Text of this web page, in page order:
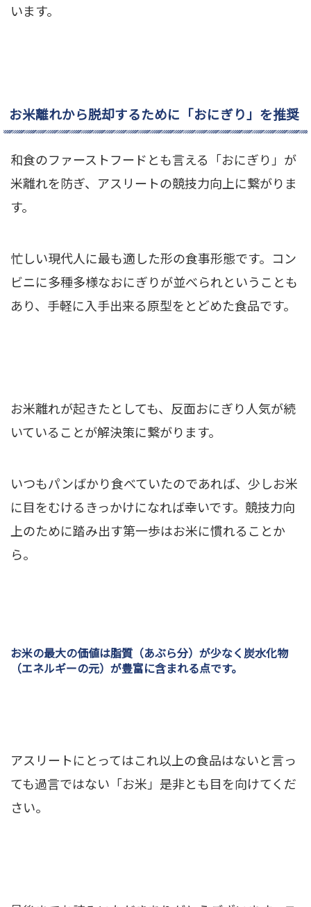
います。
お米離れから脱却するために「おにぎり」を推奨
和食のファーストフードとも言える「おにぎり」が
米離れを防ぎ、アスリートの競技力向上に繋がりま
す。
忙しい現代人に最も適した形の食事形態です。コン
ビニに多種多様なおにぎりが並べられということも
あり、手軽に入手出来る原型をとどめた食品です。
お米離れが起きたとしても、反面おにぎり人気が続
いていることが解決策に繋がります。
いつもパンばかり食べていたのであれば、少しお米
に目をむけるきっかけになれば幸いです。競技力向
上のために踏み出す第一歩はお米に慣れることか
ら。
お米の最大の価値は脂質（あぶら分）が少なく炭水化物
（エネルギーの元）が豊富に含まれる点です。
アスリートにとってはこれ以上の食品はないと言っ
ても過言ではない「お米」是非とも目を向けてくだ
さい。